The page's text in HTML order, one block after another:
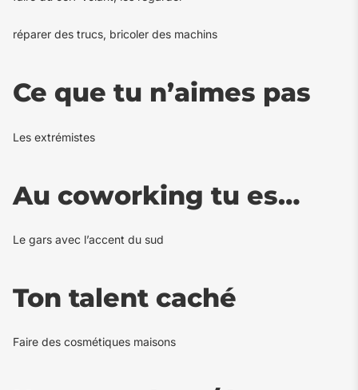
réparer des trucs, bricoler des machins
Ce que tu n’aimes pas
Les extrémistes
Au coworking tu es…
Le gars avec l’accent du sud
Ton talent caché
Faire des cosmétiques maisons